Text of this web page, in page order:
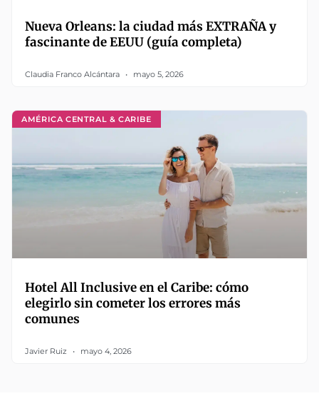
Nueva Orleans: la ciudad más EXTRAÑA y
fascinante de EEUU (guía completa)
Claudia Franco Alcántara mayo 5, 2026
AMÉRICA CENTRAL & CARIBE
Hotel All Inclusive en el Caribe: cómo
elegirlo sin cometer los errores más
comunes
Javier Ruiz mayo 4, 2026